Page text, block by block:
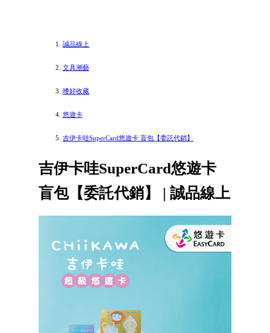
誠品線上
文具潮藝
嗜好收藏
悠遊卡
吉伊卡哇SuperCard悠遊卡 盲包【委託代銷】
吉伊卡哇SuperCard悠遊卡
盲包【委託代銷】 | 誠品線上